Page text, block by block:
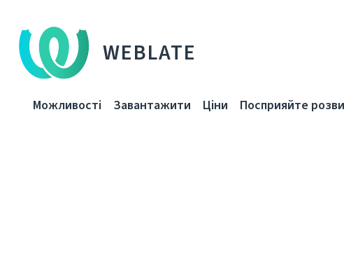
WEBLATE
Можливості Завантажити Ціни Посприяйте